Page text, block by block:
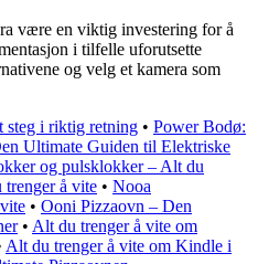
være en viktig investering for å
i tilfelle uforutsette
og velg et kamera som
steg i riktig retning • Power Bodø:
Ultimate Guiden til Elektriske
og pulsklokker – Alt du
å vite • Nooa
• Ooni Pizzaovn – Den
• Alt du trenger å vite om
Alt du trenger å vite om Kindle i